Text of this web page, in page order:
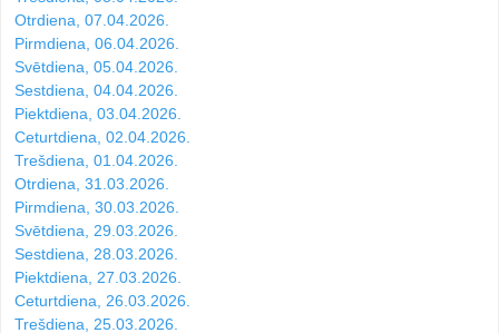
Otrdiena, 07.04.2026.
Pirmdiena, 06.04.2026.
Svētdiena, 05.04.2026.
Sestdiena, 04.04.2026.
Piektdiena, 03.04.2026.
Ceturtdiena, 02.04.2026.
Trešdiena, 01.04.2026.
Otrdiena, 31.03.2026.
Pirmdiena, 30.03.2026.
Svētdiena, 29.03.2026.
Sestdiena, 28.03.2026.
Piektdiena, 27.03.2026.
Ceturtdiena, 26.03.2026.
Trešdiena, 25.03.2026.